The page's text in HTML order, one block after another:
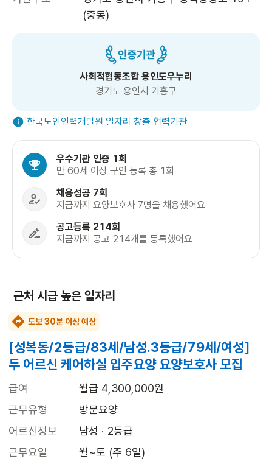
(중동)
사회적협동조합 용인도우누리
경기도 용인시 기흥구
한국노인인력개발원 일자리 창출 협력기관
우수기관 인증 1회
만 60세 이상 구인 등록 총 1회
채용성공 7회
지금까지 요양보호사 7명을 채용했어요
공고등록 214회
지금까지 공고 214개를 등록했어요
근처 시급 높은 일자리
도보 30분 이상 예상
[성복동/2등급/83세/남성.3등급/79세/여성]
두 어르신 케어하실 입주요양 요양보호사 모집
급여
월급 4,300,000원
근무유형
방문요양
어르신정보
남성 · 2등급
근무요일
월~토 (주 6일)